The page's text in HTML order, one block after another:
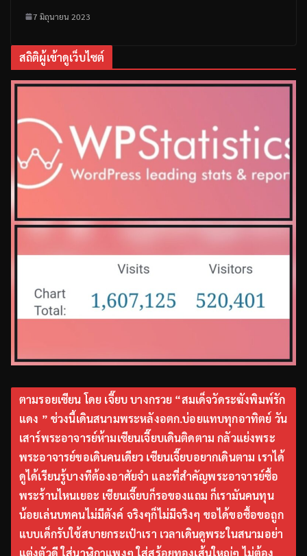
7 มิถุนายน 2023
สถิติผู้เข้าดูเว็บไซต์
ตามรอยเซียน โดย เจี๊ยบ บางกรวย “สมเด็จวัดระฆังพิมพ์รัก
แดง ” ช่วงนี้เดินสนามพระหลังอตก.บ่อยแทบทุกอาทิตย์ วัน
เสาร์พระอาจารย์ห้ามเซียนเจี๊ยบเดินติดตาม กลัวแย่งพระ
พระอาจารย์ขอเดินคนเดียว เซียนเจี๊ยบอยากเดินตาม เราได้
ดูได้เรียนรู้บางทีต้องอาศัยจำ และที่สำคัญพระอาจารย์ซื้อ
พระร้านไหนเยอะ เซียนเจี๊ยบก็รอของแถม ก็เรามันคนทุน
น้อยเล่นบทคนไม่มีตังค์ จริงๆก็ไม่มีจริงๆ ขอได้ขอซื้อขอถูก
แบบเด็กรับใช้สบายกระเป๋าเรา เวลาเดินดูพระในสนามอย่า
แต่งตัวดี ใส่นาฬิกาแพงๆ ใส่สร้อยทองเส้นใหญ่ๆ ไม่ต้อง